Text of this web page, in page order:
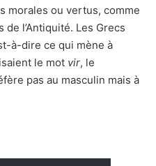
morales ou vertus, comme
l’Antiquité. Les Grecs
à-dire ce qui mène à
le mot vir, le
pas au masculin mais à